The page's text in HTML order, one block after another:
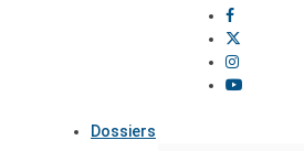
Dossiers